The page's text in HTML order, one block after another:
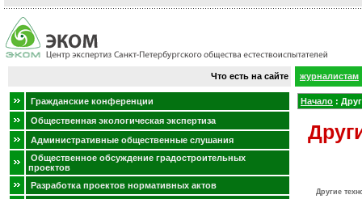
Что есть на сайте журналистам
Гражданские конференции
Общественная экологическая экспертиза
Административные общественные слушания
Общественное обсуждение градостроительных
проектов
Разработка проектов нормативных актов
Начало :
Другие